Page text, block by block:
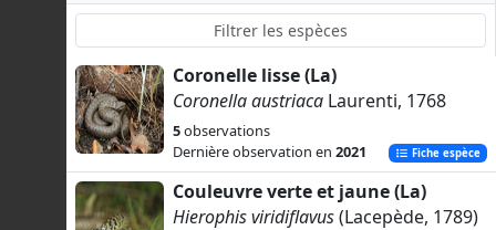
Coronelle lisse (La)
Coronella austriaca Laurenti, 1768
5observations
Dernière observation en 2021 Fiche espèce
Couleuvre verte et jaune (La)
Hierophis viridiflavus(Lacepède, 1789)